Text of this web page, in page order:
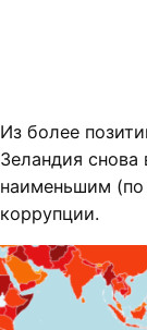
Из более
Зеландия снова
наименьшим
коррупции.